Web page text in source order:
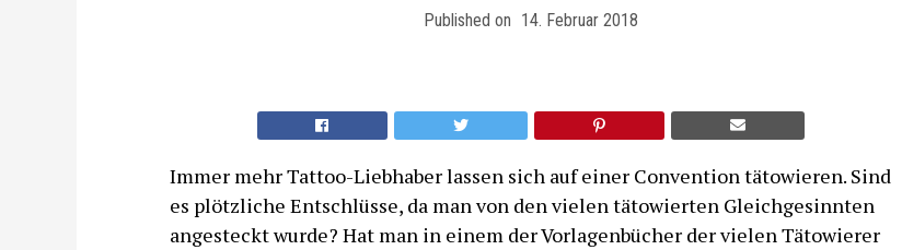
Published on 14. Februar 2018
Immer mehr Tattoo-Liebhaber lassen sich auf einer Convention tätowieren. Sind
es plötzliche Entschlüsse, da man von den vielen tätowierten Gleichgesinnten
angesteckt wurde? Hat man in einem der Vorlagenbücher der vielen Tätowierer